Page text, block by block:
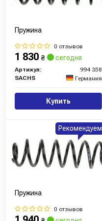
Пружина
0 отзывов
1 830 ₴ сегодня
Артикул:
994 358
SACHS
Германия
Купить
Пружина
0 отзывов
Рекомендуем